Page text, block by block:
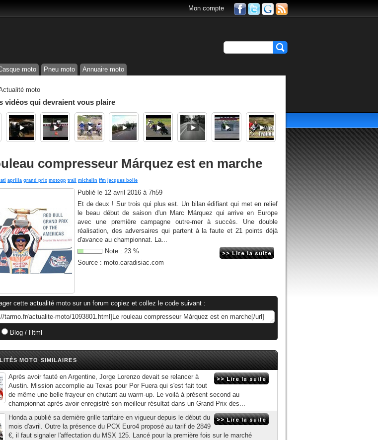
Mon compte
moto Pneu moto Annuaire moto
moto
vidéos qui devraient vous plaire
compresseur Márquez est en marche
aprilia grand prix motogp trail michelin ffm jacques bolle
Publié le 12 avril 2016 à 7h59
Et de deux ! Sur trois qui plus est. Un bilan édifiant qui met en relief
le beau début de saison d'un Marc Márquez qui arrive en Europe
avec une première campagne outre-mer à succès. Une double
réalisation, des adversaires qui partent à la faute et 21 points déjà
d'avance au championnat. La...
Note : 23 %
Source : moto.caradisiac.com
cette actualité moto sur un forum copiez et collez le code suivant :
Blog / Html
MOTO SIMILAIRES
Après avoir fauté en Argentine, Jorge Lorenzo devait se relancer à
Austin. Mission accomplie au Texas pour Por Fuera qui s'est fait tout
de même une belle frayeur en chutant au warm-up. Le voilà à présent second au
championnat après avoir enregistré son meilleur résultat dans un Grand Prix des...
Honda a publié sa dernière grille tarifaire en vigueur depuis le début du
mois d'avril. Outre la présence du PCX Euro4 proposé au tarif de 2849
€, il faut signaler l'affectation du MSX 125. Lancé pour la première fois sur le marché